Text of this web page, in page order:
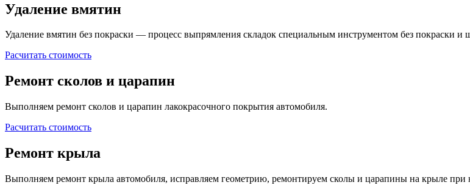
Удаление вмятин
Удаление вмятин без покраски — процесс выпрямления складок специальным инструментом без покраски и
Расчитать стоимость
Ремонт сколов и царапин
Выполняем ремонт сколов и царапин лакокрасочного покрытия автомобиля.
Расчитать стоимость
Ремонт крыла
Выполняем ремонт крыла автомобиля, исправляем геометрию, ремонтируем сколы и царапины на крыле при